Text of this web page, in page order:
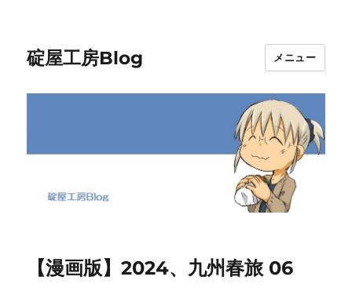
碇屋工房Blog メニュー
【漫画版】2024、九州春旅 06